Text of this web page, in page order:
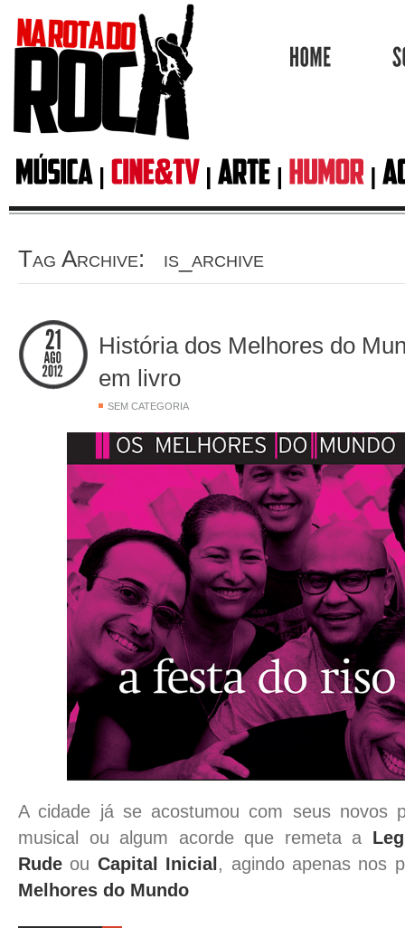
Tag Archive: is_archive
História dos Melhores do
em livro
SEM CATEGORIA
A cidade já se acostumou com seus novos
musical ou algum acorde que remeta a
Rude ou Capital Inicial , agindo apenas nos
Melhores do Mundo